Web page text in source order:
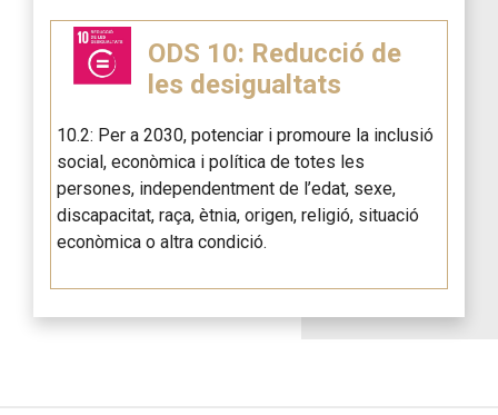
ODS 10: Reducció de
les desigualtats
10.2: Per a 2030, potenciar i promoure la inclusió
social, econòmica i política de totes les
persones, independentment de l’edat, sexe,
discapacitat, raça, ètnia, origen, religió, situació
econòmica o altra condició.